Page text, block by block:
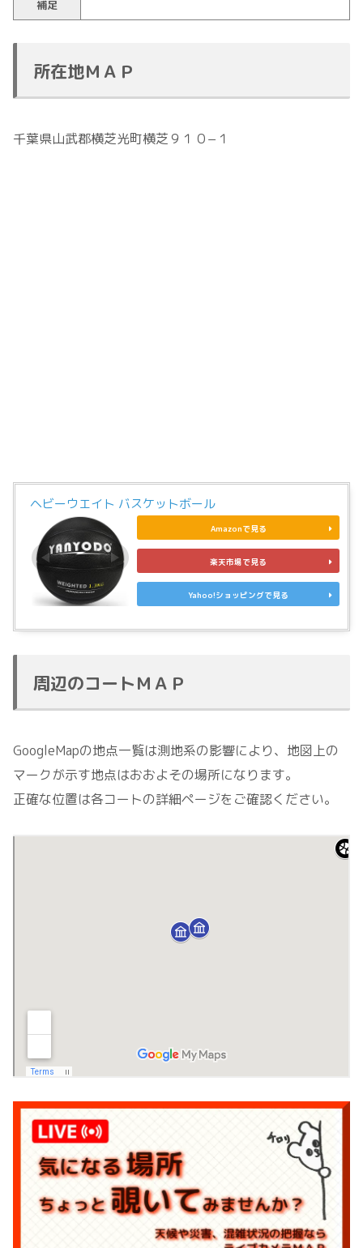
補足
所在地ＭＡＰ
千葉県山武郡横芝光町横芝９１０−１
ヘビーウエイト バスケットボール
Amazonで見る
楽天市場で見る
Yahoo!ショッピングで見る
周辺のコートＭＡＰ
GoogleMapの地点一覧は測地系の影響により、地図上の
マークが示す地点はおおよその場所になります。
正確な位置は各コートの詳細ページをご確認ください。